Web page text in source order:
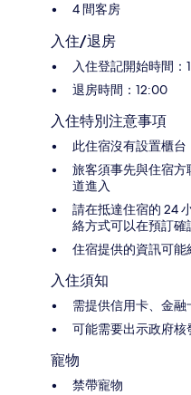
4 間客房
入住/退房
入住登記開始時間
退房時間：12:00
入住特別注意事項
此住宿沒有設置櫃台
旅客須事先與住宿
道進入
請在抵達住宿的 24
絡方式可以在預訂確
住宿提供的資訊可
入住須知
需提供信用卡、金
可能需要出示政府
寵物
禁帶寵物